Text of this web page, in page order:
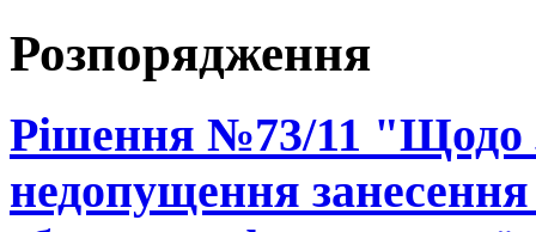
Розпорядження
Рішення №73/11 "Щодо
недопущення